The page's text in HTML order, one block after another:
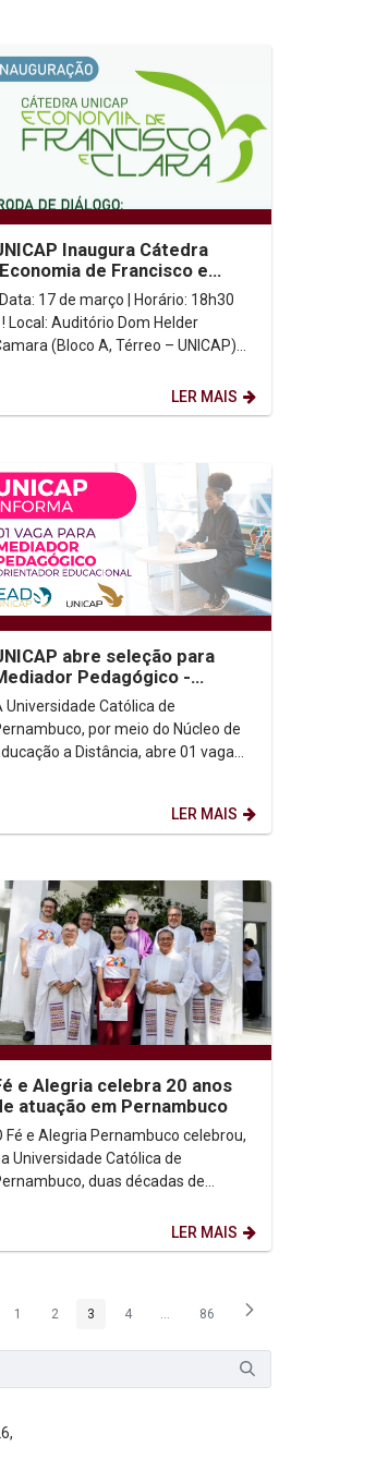
Inaugura Cátedra
de Francisco e
Clara" com Roda de Diálogo
| ! Local: Auditório Dom Helder
(Bloco A, Térreo – UNICAP)
LER MAIS
abre seleção para
Pedagógico -
01
Universidade Católica de
por meio do Núcleo de
a Distância, abre 01 vaga
LER MAIS
e Alegria celebra 20 anos
atuação em Pernambuco
Fé e Alegria Pernambuco celebrou,
Universidade Católica de
duas décadas de
popular e à transformação social. A...
LER MAIS
Página
1 Página
2 Página
3 Página
4 ...Páginas intermediárias Usar ABA
Página
86